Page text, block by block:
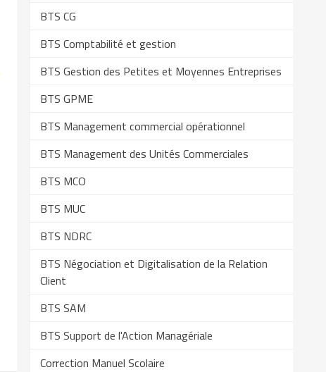
BTS CG
BTS Comptabilité et gestion
BTS Gestion des Petites et Moyennes Entreprises
BTS GPME
BTS Management commercial opérationnel
BTS Management des Unités Commerciales
BTS MCO
BTS MUC
BTS NDRC
BTS Négociation et Digitalisation de la Relation
Client
BTS SAM
BTS Support de l'Action Managériale
Correction Manuel Scolaire